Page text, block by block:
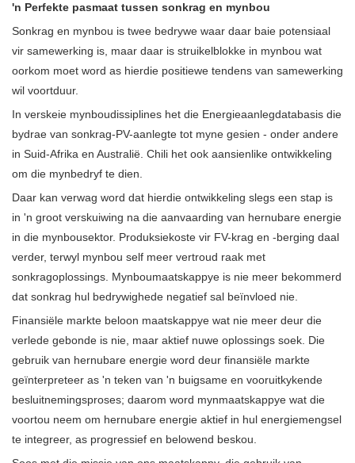
'n Perfekte pasmaat tussen sonkrag en mynbou
Sonkrag en mynbou is twee bedrywe waar daar baie potensiaal
vir samewerking is, maar daar is struikelblokke in mynbou wat
oorkom moet word as hierdie positiewe tendens van samewerking
wil voortduur.
In verskeie mynboudissiplines het die Energieaanlegdatabasis die
bydrae van sonkrag-PV-aanlegte tot myne gesien - onder andere
in Suid-Afrika en Australië. Chili het ook aansienlike ontwikkeling
om die mynbedryf te dien.
Daar kan verwag word dat hierdie ontwikkeling slegs een stap is
in 'n groot verskuiwing na die aanvaarding van hernubare energie
in die mynbousektor. Produksiekoste vir FV-krag en -berging daal
verder, terwyl mynbou self meer vertroud raak met
sonkragoplossings. Mynboumaatskappye is nie meer bekommerd
dat sonkrag hul bedrywighede negatief sal beïnvloed nie.
Finansiële markte beloon maatskappye wat nie meer deur die
verlede gebonde is nie, maar aktief nuwe oplossings soek. Die
gebruik van hernubare energie word deur finansiële markte
geïnterpreteer as 'n teken van 'n buigsame en vooruitkykende
besluitnemingsproses; daarom word mynmaatskappye wat die
voortou neem om hernubare energie aktief in hul energiemengsel
te integreer, as progressief en belowend beskou.